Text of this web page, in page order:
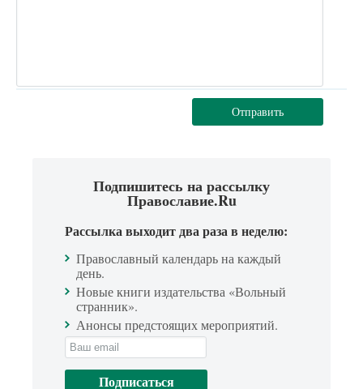
Отправить
Подпишитесь на рассылку
Православие.Ru
Рассылка выходит два раза в неделю:
Православный календарь на каждый
день.
Новые книги издательства «Вольный
странник».
Анонсы предстоящих мероприятий.